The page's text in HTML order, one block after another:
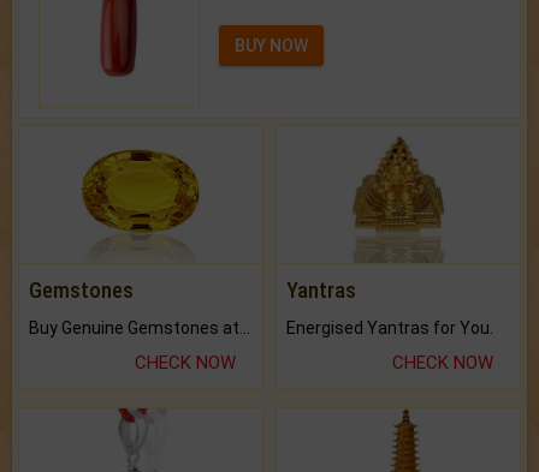
BUY NOW
Gemstones
CHECK NOW
Yantras
Energised Yantras for You.
CHECK NOW